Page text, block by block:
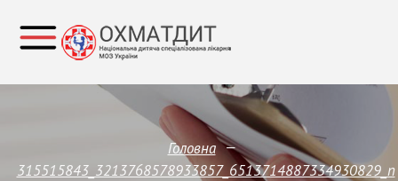
Головна —
315515843_3213768578933857_6513714887334930829_n